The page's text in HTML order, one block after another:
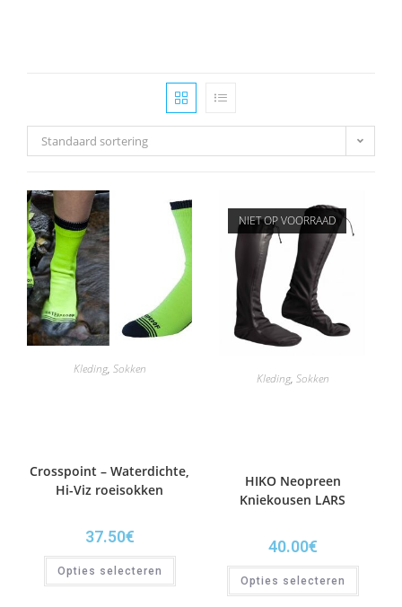
Standaard sortering
Kleding, Sokken
Crosspoint – Waterdichte,
Hi-Viz roeisokken
37.50€
Opties selecteren
NIET OP VOORRAAD
Kleding, Sokken
HIKO Neopreen
Kniekousen LARS
40.00€
Opties selecteren